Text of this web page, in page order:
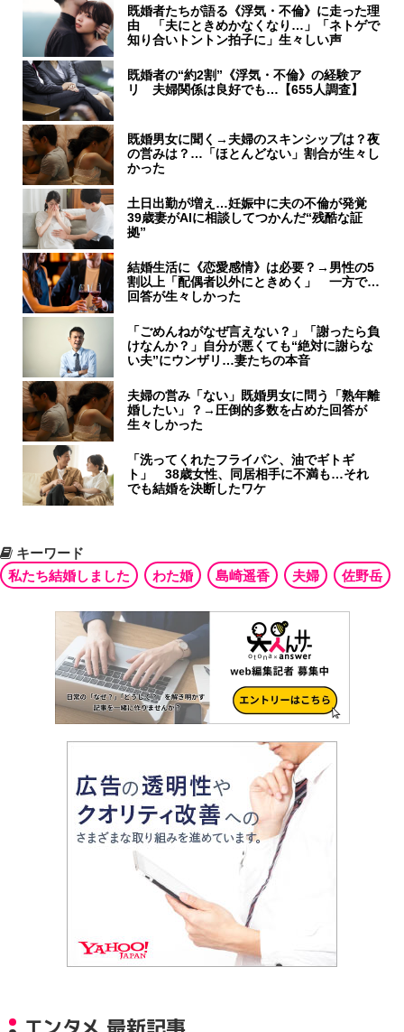
既婚者たちが語る《浮気・不倫》に走った理
由 「夫にときめかなくなり…」「ネトゲで
知り合いトントン拍子に」生々しい声
既婚者の“約2割”《浮気・不倫》の経験ア
リ 夫婦関係は良好でも…【655人調査】
既婚男女に聞く→夫婦のスキンシップは？夜
の営みは？…「ほとんどない」割合が生々し
かった
土日出勤が増え…妊娠中に夫の不倫が発覚
39歳妻がAIに相談してつかんだ“残酷な証
拠”
結婚生活に《恋愛感情》は必要？→男性の5
割以上「配偶者以外にときめく」 一方で…
回答が生々しかった
「ごめんねがなぜ言えない？」「謝ったら負
けなんか？」自分が悪くても“絶対に謝らな
い夫”にウンザリ…妻たちの本音
夫婦の営み「ない」既婚男女に問う「熟年離
婚したい」？→圧倒的多数を占めた回答が
生々しかった
「洗ってくれたフライパン、油でギトギ
ト」 38歳女性、同居相手に不満も…それ
でも結婚を決断したワケ
キーワード
私たち結婚しました
わた婚 島崎遥香 夫婦 佐野岳